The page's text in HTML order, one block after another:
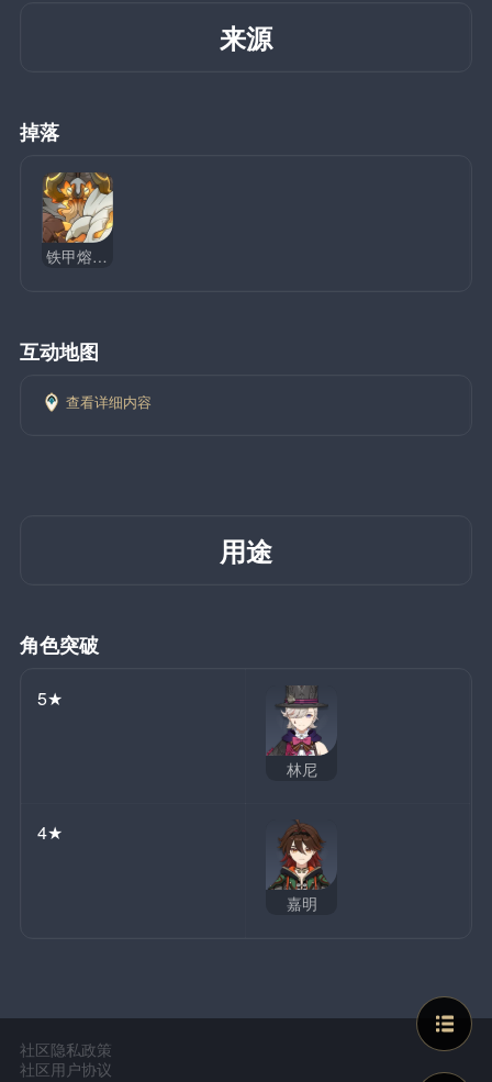
来源
掉落
铁甲熔火帝皇
互动地图
查看详细内容
用途
角色突破
5★
林尼
4★
嘉明
社区隐私政策
社区用户协议